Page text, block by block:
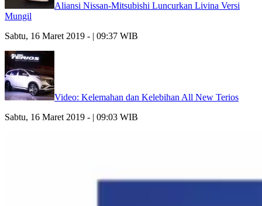
Aliansi Nissan-Mitsubishi Luncurkan Livina Versi
Mungil
Sabtu, 16 Maret 2019 - | 09:37 WIB
Video: Kelemahan dan Kelebihan All New Terios
Sabtu, 16 Maret 2019 - | 09:03 WIB